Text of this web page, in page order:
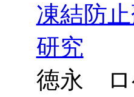
凍結防
研究
徳永 ロ